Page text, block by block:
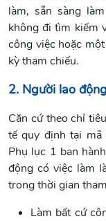
làm, sẵn sàng
không đi tìm kiếm
công việc hoặc
kỳ tham chiếu.
2. Người lao
Căn cứ theo chỉ
tế quy định tại
Phụ lục 1 ban
động có việc làm
trong thời gian
Làm bất cứ